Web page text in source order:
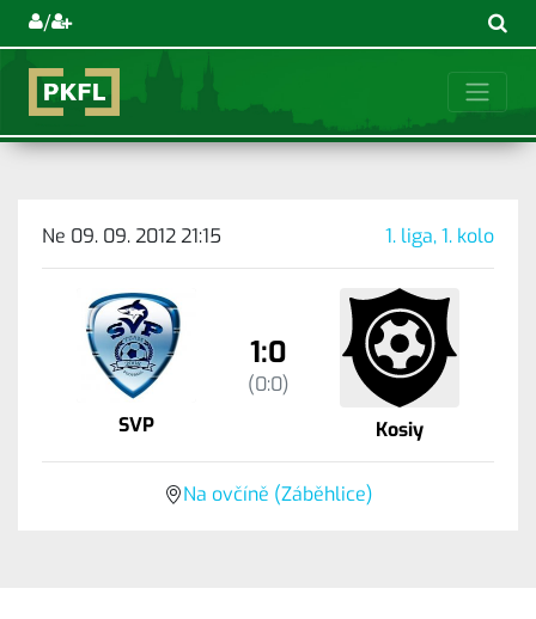
/
Ne 09. 09. 2012 21:15 1. liga, 1. kolo
SVP
1:0
(0:0)
Kosiy
Na ovčíně (Záběhlice)